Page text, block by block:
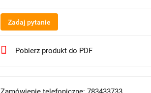
Zadaj pytanie
Pobierz produkt do PDF